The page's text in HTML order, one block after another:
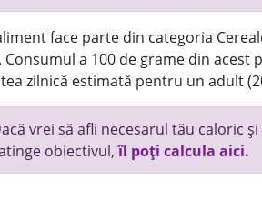
face parte din categoria
Consumul a 100 de grame din
zilnică estimată pentru un adult
vrei să afli necesarul tău caloric
obiectivul,îl poți calcula aici.